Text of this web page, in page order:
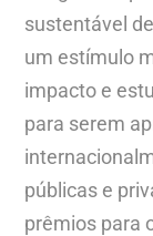
sustentável
um estímulo
impacto e
para serem
públicas e
prêmios para